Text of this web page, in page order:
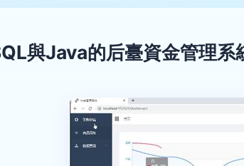
與Java的后臺資金管理系